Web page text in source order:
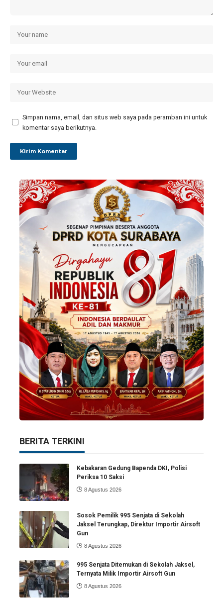
Simpan nama, email, dan situs web saya pada peramban ini untuk
komentar saya berikutnya.
BERITA TERKINI
Kebakaran Gedung Bapenda DKI, Polisi
Periksa 10 Saksi
8 Agustus 2026
Sosok Pemilik 995 Senjata di Sekolah
Jaksel Terungkap, Direktur Importir Airsoft
Gun
8 Agustus 2026
995 Senjata Ditemukan di Sekolah Jaksel,
Ternyata Milik Importir Airsoft Gun
8 Agustus 2026